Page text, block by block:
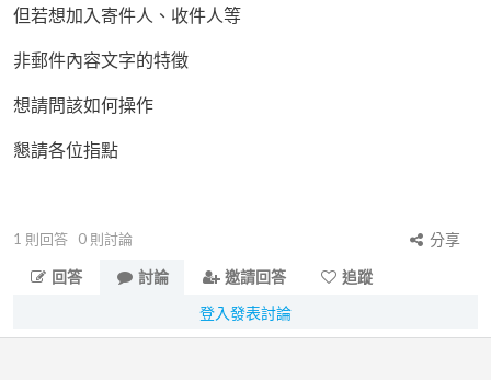
但若想加入寄件人、收件人等
非郵件內容文字的特徵
想請問該如何操作
懇請各位指點
1 則回答 0 則討論
分享
回答
討論 邀請回答
追蹤
登入發表討論